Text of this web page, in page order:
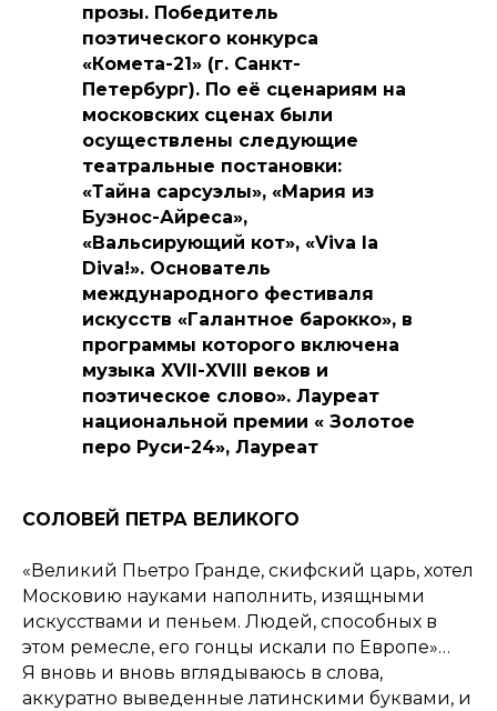
прозы. Победитель
поэтического конкурса
«Комета-21» (г. Санкт-
Петербург). По её сценариям на
московских сценах были
осуществлены следующие
театральные постановки:
«Тайна сарсуэлы», «Мария из
Буэнос-Айреса»,
«Вальсирующий кот», «Viva la
Diva!». Основатель
международного фестиваля
искусств «Галантное барокко», в
программы которого включена
музыка XVII-XVIII веков и
поэтическое слово». Лауреат
национальной премии « Золотое
перо Руси-24», Лауреат
СОЛОВЕЙ ПЕТРА ВЕЛИКОГО
«Великий Пьетро Гранде, скифский царь, хотел
Московию науками наполнить, изящными
искусствами и пеньем. Людей, способных в
этом ремесле, его гонцы искали по Европе»…
Я вновь и вновь вглядываюсь в слова,
аккуратно выведенные латинскими буквами, и